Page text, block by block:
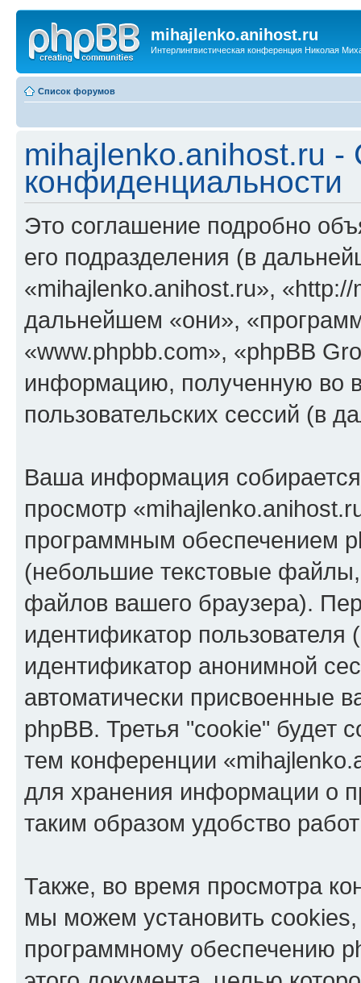
mihajlenko.anihost.ru
Интерлингвистическая конференция Николая
Список форумов
mihajlenko.anihost.ru -
конфиденциальности
Это соглашение подробно
его подразделения (в
«mihajlenko.anihost.ru»,
дальнейшем «они»,
«www.phpbb.com», «phpBB
информацию, полученную во
пользовательских сессий (в
Ваша информация
просмотр
программным обеспечением
(небольшие текстовые
файлов вашего браузера).
идентификатор
идентификатор анонимной
автоматически присвоенные
phpBB. Третья "cookie" будет
тем конференции
для хранения информации о
таким образом удобство
Также, во время просмотра
мы можем установить
программному обеспечению